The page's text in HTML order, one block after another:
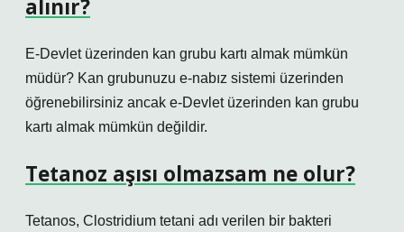
alınır?
E-Devlet üzerinden kan grubu kartı almak mümkün
müdür? Kan grubunuzu e-nabız sistemi üzerinden
öğrenebilirsiniz ancak e-Devlet üzerinden kan grubu
kartı almak mümkün değildir.
Tetanoz aşısı olmazsam ne olur?
Tetanos, Clostridium tetani adı verilen bir bakteri